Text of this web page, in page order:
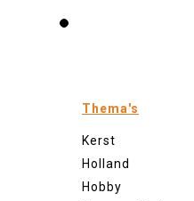
Thema's
Kerst
Holland
Hobby